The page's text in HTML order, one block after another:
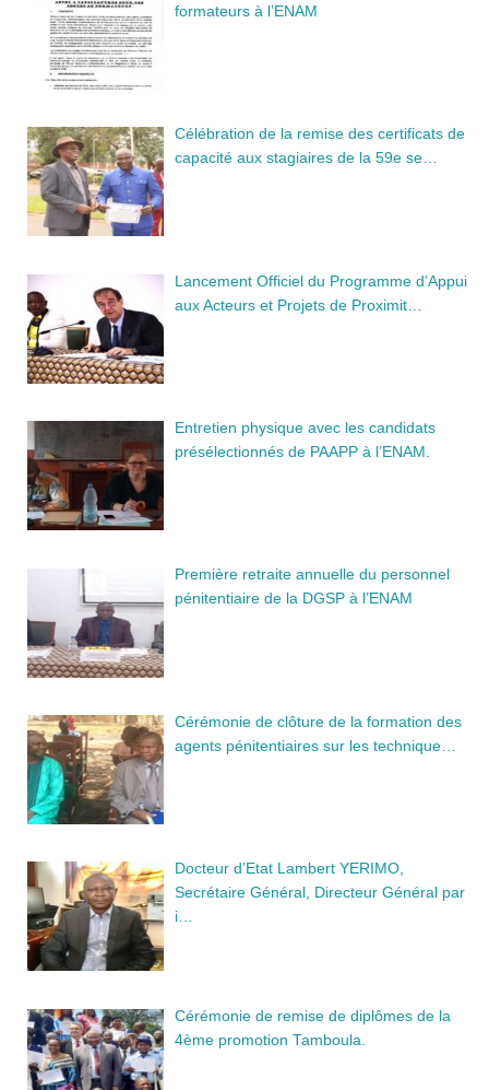
formateurs à l’ENAM
Célébration de la remise des certificats de
capacité aux stagiaires de la 59e se…
Lancement Officiel du Programme d’Appui
aux Acteurs et Projets de Proximit…
Entretien physique avec les candidats
présélectionnés de PAAPP à l’ENAM.
Première retraite annuelle du personnel
pénitentiaire de la DGSP à l’ENAM
Cérémonie de clôture de la formation des
agents pénitentiaires sur les technique…
Docteur d’Etat Lambert YERIMO,
Secrétaire Général, Directeur Général par
i…
Cérémonie de remise de diplômes de la
4ème promotion Tamboula.